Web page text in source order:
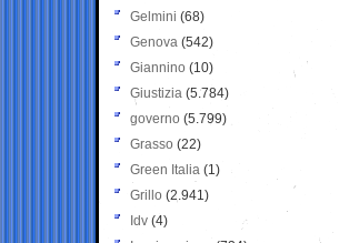
Gelmini (68)
Genova (542)
Giannino (10)
Giustizia (5.784)
governo (5.799)
Grasso (22)
Green Italia (1)
Grillo (2.941)
Idv (4)